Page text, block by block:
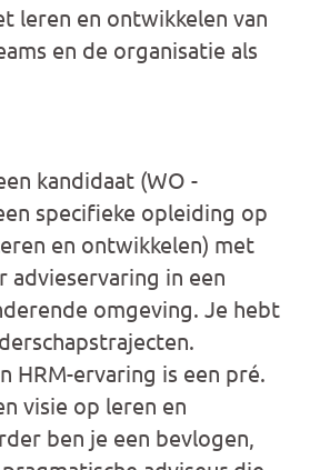
leren en ontwikkelen van
en de organisatie als
kandidaat (WO -
specifieke opleiding op
en ontwikkelen) met
advieservaring in een
omgeving. Je hebt
HRM-ervaring is een pré.
visie op leren en
ben je een bevlogen,